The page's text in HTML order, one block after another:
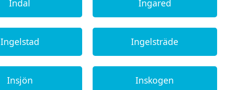
Indal Ingared
Ingelstad Ingelsträde
Insjön Inskogen